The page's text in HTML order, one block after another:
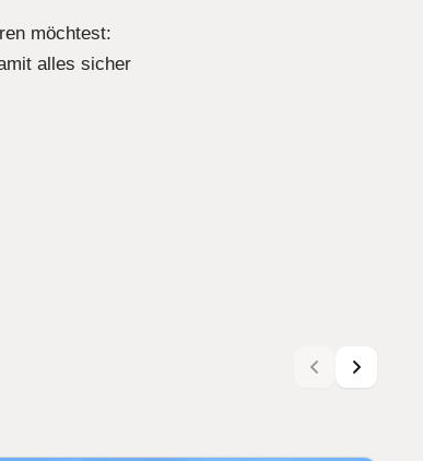
möchtest:
alles sicher